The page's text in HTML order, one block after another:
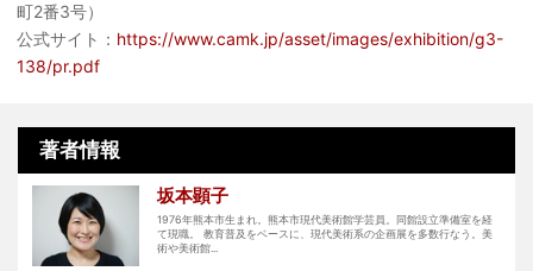
町2番3号）
公式サイト： https://www.camk.jp/asset/images/exhibition/g3-
138/pr.pdf
著者情報
坂本顕子
1976年熊本市生まれ。熊本市現代美術館学芸員。同館設立準備室を経
て現職。 教育普及をベースに、現代美術系の企画展を多数行なう。美
術や美術館...